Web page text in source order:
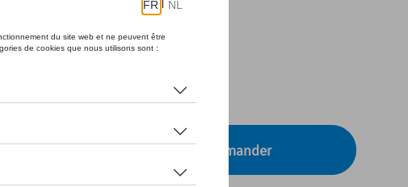
votre concessionnaire pour commander